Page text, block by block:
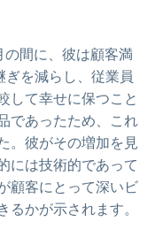
間に、彼は顧客満
を減らし、従業員
して幸せに保つこと
であったため、これ
。彼がその増加を見
には技術的であって
顧客にとって深いビ
かが示されます。